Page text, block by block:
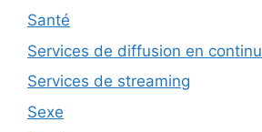
Santé
Services de diffusion en continu
Services de streaming
Sexe